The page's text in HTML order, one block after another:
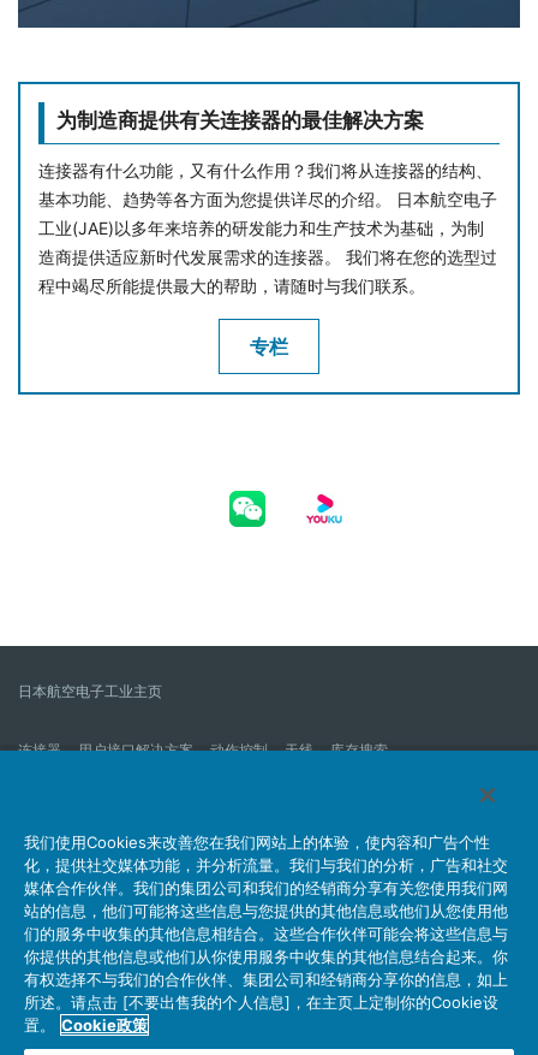
为制造商提供有关连接器的最佳解决方案
连接器有什么功能，又有什么作用？我们将从连接器的结构、
基本功能、趋势等各方面为您提供详尽的介绍。 日本航空电子
工业(JAE)以多年来培养的研发能力和生产技术为基础，为制
造商提供适应新时代发展需求的连接器。 我们将在您的选型过
程中竭尽所能提供最大的帮助，请随时与我们联系。
专栏
日本航空电子工业主页
连接器 用户接口解决方案 动作控制 天线 库存搜索
我们的公司 企业社会责任 IR消息 公司新到信息列表
产品信息新的列表
网站地图
联系我们
个人信息保护方针 JAE Cookie政策
关于利用本网站
社交媒体官方账号运营方针
我们使用Cookies来改善您在我们网站上的体验，使内容和广告个性
化，提供社交媒体功能，并分析流量。我们与我们的分析，广告和社交
媒体合作伙伴。我们的集团公司和我们的经销商分享有关您使用我们网
站的信息，他们可能将这些信息与您提供的其他信息或他们从您使用他
们的服务中收集的其他信息相结合。这些合作伙伴可能会将这些信息与
你提供的其他信息或他们从你使用服务中收集的其他信息结合起来。你
有权选择不与我们的合作伙伴、集团公司和经销商分享你的信息，如上
所述。请点击 [不要出售我的个人信息]，在主页上定制你的Cookie设
置。
Cookie政策